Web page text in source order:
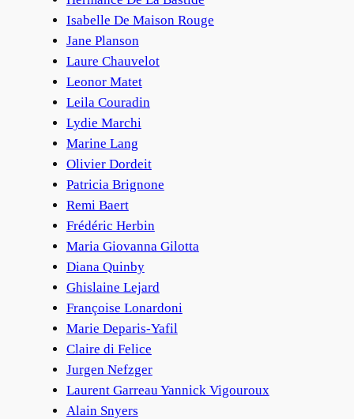
Isabelle De Maison Rouge
Jane Planson
Laure Chauvelot
Leonor Matet
Leila Couradin
Lydie Marchi
Marine Lang
Olivier Dordeit
Patricia Brignone
Remi Baert
Frédéric Herbin
Maria Giovanna Gilotta
Diana Quinby
Ghislaine Lejard
Françoise Lonardoni
Marie Deparis-Yafil
Claire di Felice
Jurgen Nefzger
Laurent Garreau Yannick Vigouroux
Alain Snyers